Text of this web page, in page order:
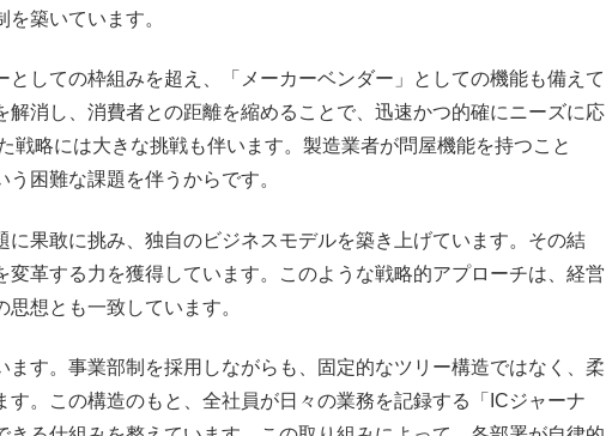
築いています。
としての枠組みを超え、「メーカーベンダー」としての機能も備えて
消し、消費者との距離を縮めることで、迅速かつ的確にニーズに応
戦略には大きな挑戦も伴います。製造業者が問屋機能を持つこと
困難な課題を伴うからです。
に果敢に挑み、独自のビジネスモデルを築き上げています。その結
革する力を獲得しています。このような戦略的アプローチは、経営
想とも一致しています。
す。事業部制を採用しながらも、固定的なツリー構造ではなく、柔
。この構造のもと、全社員が日々の業務を記録する「ICジャーナ